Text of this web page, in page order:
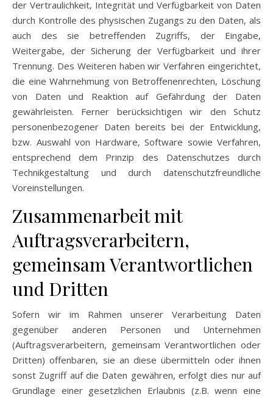
der Vertraulichkeit, Integrität und Verfügbarkeit von Daten
durch Kontrolle des physischen Zugangs zu den Daten, als
auch des sie betreffenden Zugriffs, der Eingabe,
Weitergabe, der Sicherung der Verfügbarkeit und ihrer
Trennung. Des Weiteren haben wir Verfahren eingerichtet,
die eine Wahrnehmung von Betroffenenrechten, Löschung
von Daten und Reaktion auf Gefährdung der Daten
gewährleisten. Ferner berücksichtigen wir den Schutz
personenbezogener Daten bereits bei der Entwicklung,
bzw. Auswahl von Hardware, Software sowie Verfahren,
entsprechend dem Prinzip des Datenschutzes durch
Technikgestaltung und durch datenschutzfreundliche
Voreinstellungen.
Zusammenarbeit mit
Auftragsverarbeitern,
gemeinsam Verantwortlichen
und Dritten
Sofern wir im Rahmen unserer Verarbeitung Daten
gegenüber anderen Personen und Unternehmen
(Auftragsverarbeitern, gemeinsam Verantwortlichen oder
Dritten) offenbaren, sie an diese übermitteln oder ihnen
sonst Zugriff auf die Daten gewähren, erfolgt dies nur auf
Grundlage einer gesetzlichen Erlaubnis (z.B. wenn eine